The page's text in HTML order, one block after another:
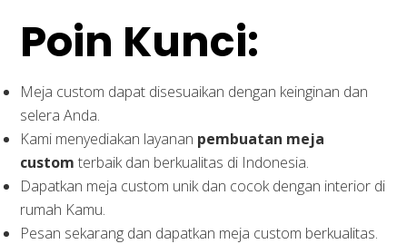
Poin Kunci:
Meja custom dapat disesuaikan dengan keinginan dan
selera Anda.
Kami menyediakan layanan pembuatan meja
custom terbaik dan berkualitas di Indonesia.
Dapatkan meja custom unik dan cocok dengan interior di
rumah Kamu.
Pesan sekarang dan dapatkan meja custom berkualitas.